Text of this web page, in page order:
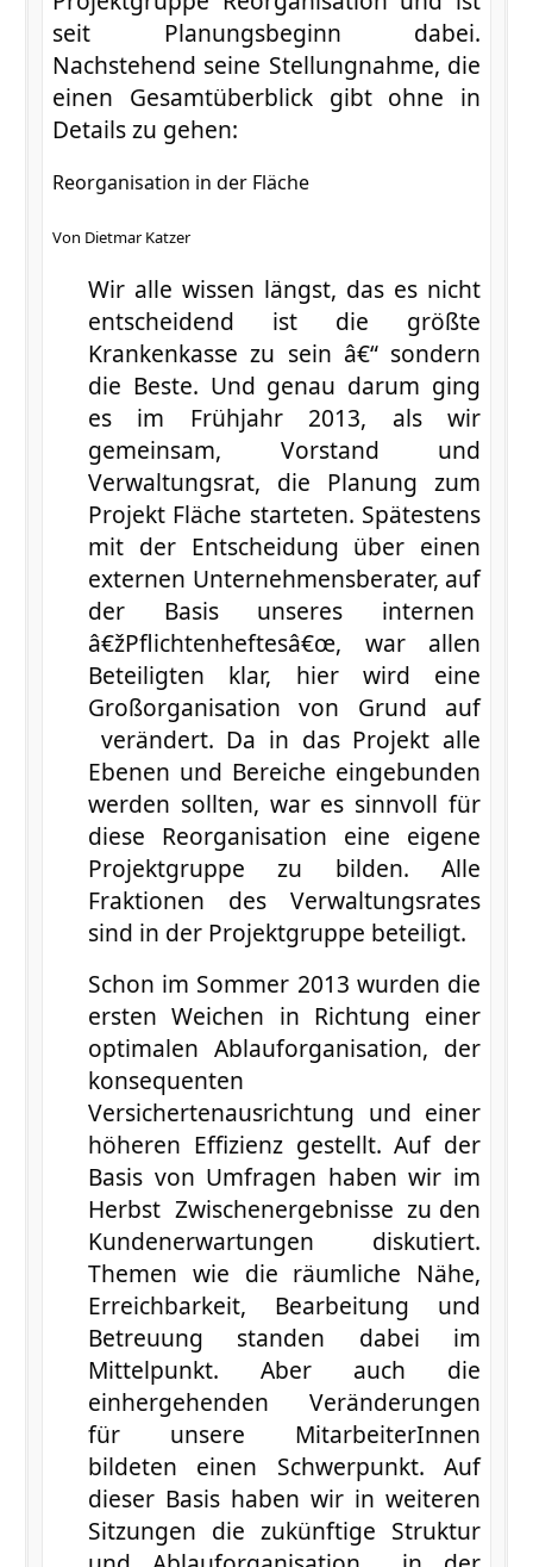
seit Planungsbeginn dabei.
Nachstehend seine Stellungnahme, die
einen Gesamtüberblick gibt ohne in
Details zu gehen:
Reorganisation in der Fläche
Von Dietmar Katzer
Wir alle wissen längst, das es nicht
entscheidend ist die größte
Krankenkasse zu sein â€“ sondern
die Beste. Und genau darum ging
es im Frühjahr 2013, als wir
gemeinsam, Vorstand und
Verwaltungsrat, die Planung zum
Projekt Fläche starteten. Spätestens
mit der Entscheidung über einen
externen Unternehmensberater, auf
der Basis unseres internen
â€žPflichtenheftesâ€œ, war allen
Beteiligten klar, hier wird eine
Großorganisation von Grund auf
verändert. Da in das Projekt alle
Ebenen und Bereiche eingebunden
werden sollten, war es sinnvoll für
diese Reorganisation eine eigene
Projektgruppe zu bilden. Alle
Fraktionen des Verwaltungsrates
sind in der Projektgruppe beteiligt.
Schon im Sommer 2013 wurden die
ersten Weichen in Richtung einer
optimalen Ablauforganisation, der
konsequenten
Versichertenausrichtung und einer
höheren Effizienz gestellt. Auf der
Basis von Umfragen haben wir im
Herbst Zwischenergebnisse zu den
Kundenerwartungen diskutiert.
Themen wie die räumliche Nähe,
Erreichbarkeit, Bearbeitung und
Betreuung standen dabei im
Mittelpunkt. Aber auch die
einhergehenden Veränderungen
für unsere MitarbeiterInnen
bildeten einen Schwerpunkt. Auf
dieser Basis haben wir in weiteren
Sitzungen die zukünftige Struktur